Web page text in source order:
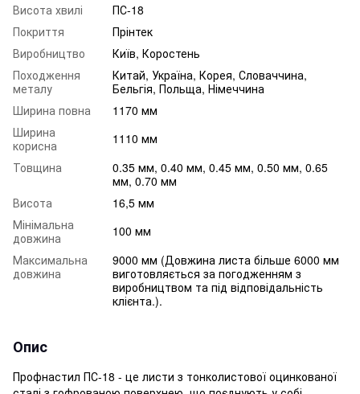
Висота хвилі
ПС-18
Покриття
Прінтек
Виробництво
Київ, Коростень
Походження
металу
Китай, Україна, Корея, Словаччина,
Бельгія, Польща, Німеччина
Ширина повна
1170 мм
Ширина
корисна
1110 мм
Товщина
0.35 мм, 0.40 мм, 0.45 мм, 0.50 мм, 0.65
мм, 0.70 мм
Висота
16,5 мм
Мінімальна
довжина
100 мм
Максимальна
довжина
9000 мм (Довжина листа більше 6000 мм
виготовляється за погодженням з
виробництвом та під відповідальність
клієнта.).
Опис
Профнастил ПС-18 - це листи з тонколистової оцинкованої